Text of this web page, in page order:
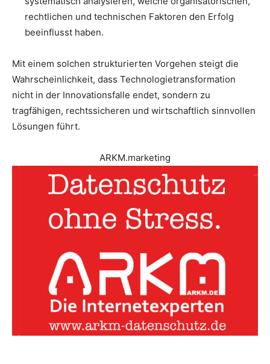
rechtlichen und technischen Faktoren den Erfolg
beeinflusst haben.
Mit einem solchen strukturierten Vorgehen steigt die
Wahrscheinlichkeit, dass Technologietransformation
nicht in der Innovationsfalle endet, sondern zu
tragfähigen, rechtssicheren und wirtschaftlich sinnvollen
Lösungen führt.
ARKM.marketing